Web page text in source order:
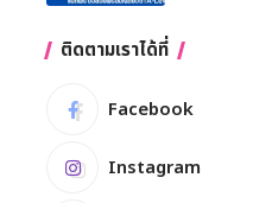
ติดตามเราได้ที่
Facebook
Instagram